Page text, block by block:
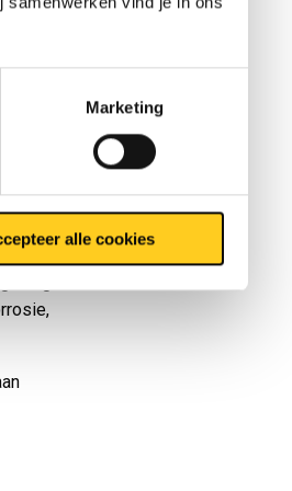
Marketing
alle cookies
48